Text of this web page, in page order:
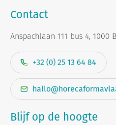
Contact
Anspachlaan 111 bus 4, 1000
+32 (0) 25 13 64 84
Blijf op de hoogte